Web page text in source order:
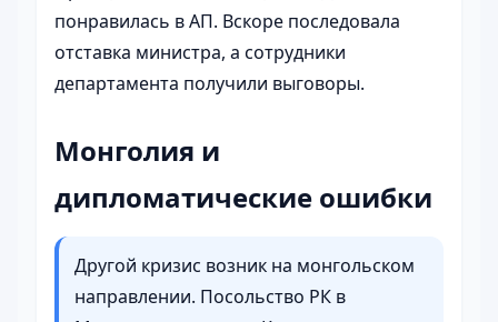
понравилась в АП. Вскоре последовала
отставка министра, а сотрудники
департамента получили выговоры.
Монголия и
дипломатические ошибки
Другой кризис возник на монгольском
направлении. Посольство РК в